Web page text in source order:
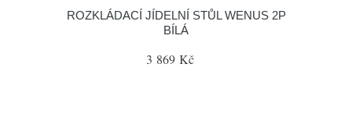
ROZKLÁDACÍ JÍDELNÍ STŮL WENUS 2P
BÍLÁ
3 869 Kč